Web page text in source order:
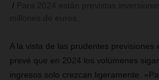
A la vista de las prudentes previsiones
prevé que en 2024 los volúmenes
ingresos solo crezcan ligeramente.